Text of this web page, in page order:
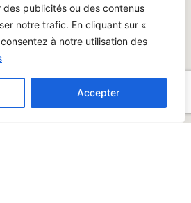
publicités ou des contenus
notre trafic. En cliquant sur «
à notre utilisation des
Accepter